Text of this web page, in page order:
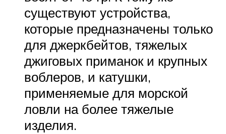
существуют устройства,
которые предназначены только
для джеркбейтов, тяжелых
джиговых приманок и крупных
воблеров, и катушки,
применяемые для морской
ловли на более тяжелые
изделия.